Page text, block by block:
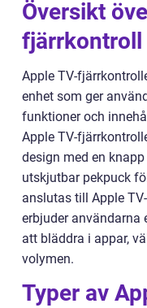
Översikt
fjärrkontroll
Apple TV-
enhet som ger
funktioner och
Apple TV-
design med en
utskjutbar pekpuck
anslutas till Apple
erbjuder användarna
att bläddra i appar,
volymen.
Typer av